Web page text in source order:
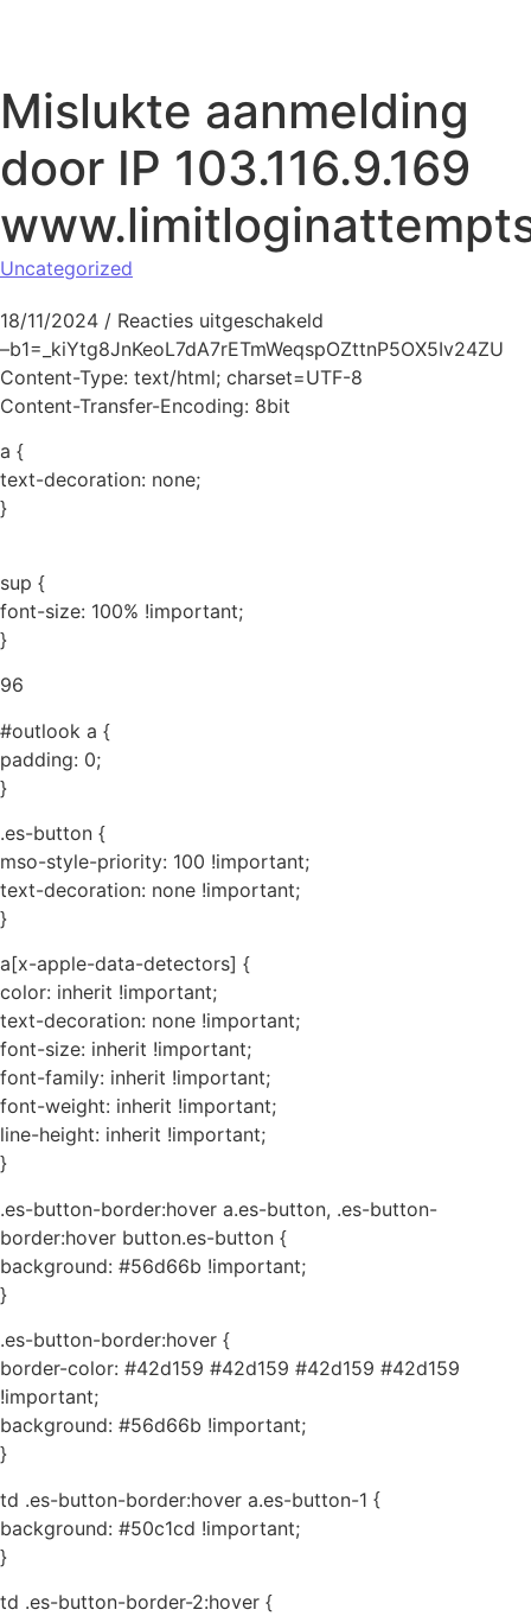
Mislukte aanmelding
door IP 103.116.9.169
Uncategorized
18/11/2024 / Reacties uitgeschakeld
–b1=_kiYtg8JnKeoL7dA7rETmWeqspOZttnP5OX5Iv24ZU
Content-Type: text/html; charset=UTF-8
Content-Transfer-Encoding: 8bit
a {
text-decoration: none;
}
sup {
font-size: 100% !important;
}
96
#outlook a {
padding: 0;
}
.es-button {
mso-style-priority: 100 !important;
text-decoration: none !important;
}
a[x-apple-data-detectors] {
color: inherit !important;
text-decoration: none !important;
font-size: inherit !important;
font-family: inherit !important;
font-weight: inherit !important;
line-height: inherit !important;
}
.es-button-border:hover a.es-button, .es-button-
border:hover button.es-button {
background: #56d66b !important;
}
.es-button-border:hover {
border-color: #42d159 #42d159 #42d159 #42d159
!important;
background: #56d66b !important;
}
td .es-button-border:hover a.es-button-1 {
background: #50c1cd !important;
}
td .es-button-border-2:hover {